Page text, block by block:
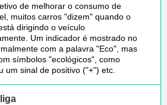
de melhorar o consumo de
muitos carros "dizem" quando o
dirigindo o veículo
Um indicador é mostrado no
com a palavra "Eco", mas
símbolos "ecológicos", como
um sinal de positivo ("+") etc.